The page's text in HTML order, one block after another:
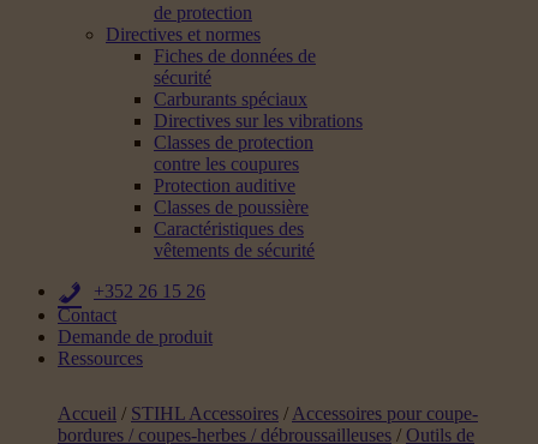
de protection
Directives et normes
Fiches de données de
sécurité
Carburants spéciaux
Directives sur les vibrations
Classes de protection
contre les coupures
Protection auditive
Classes de poussière
Caractéristiques des
vêtements de sécurité
+352 26 15 26
Contact
Demande de produit
Ressources
Accueil / STIHL Accessoires / Accessoires pour coupe-
bordures / coupes-herbes / débroussailleuses / Outils de